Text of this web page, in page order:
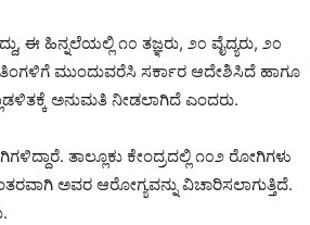
ಹಿನ್ನಲೆಯಲ್ಲಿ ೧೦ ತಜ್ಞರು, ೨೦ ವೈದ್ಯರು, ೨೦
ಮುಂದುವರೆಸಿ ಸರ್ಕಾರ ಆದೇಶಿಸಿದೆ ಹಾಗೂ
ಅನುಮತಿ ನೀಡಲಾಗಿದೆ ಎಂದರು.
ತಾಲ್ಲೂಕು ಕೇಂದ್ರದಲ್ಲಿ ೧೦೨ ರೋಗಿಗಳು
ಅವರ ಆರೋಗ್ಯವನ್ನು ವಿಚಾರಿಸಲಾಗುತ್ತಿದೆ.